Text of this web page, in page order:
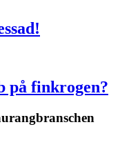
på finkrogen?